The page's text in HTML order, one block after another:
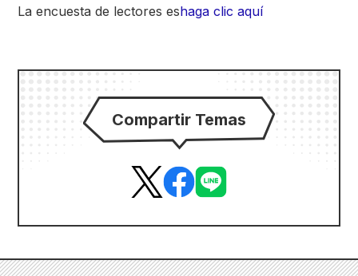
La encuesta de lectores eshaga clic aquí
Compartir Temas